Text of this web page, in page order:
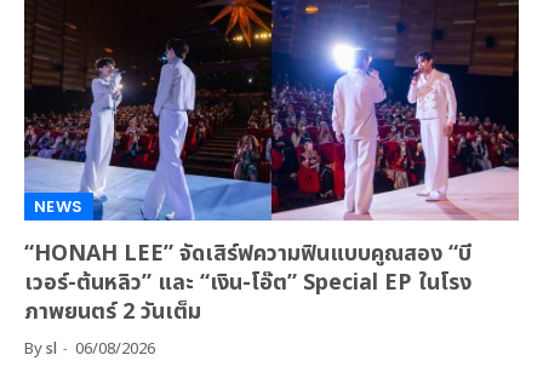
NEWS
“HONAH LEE” จัดเสิร์ฟความฟินแบบคูณสอง “บี
เวอร์-ต้นหลิว” และ “เงิน-โอ๊ต” Special EP ในโรง
ภาพยนตร์ 2 วันเต็ม
Bysl 06/08/2026